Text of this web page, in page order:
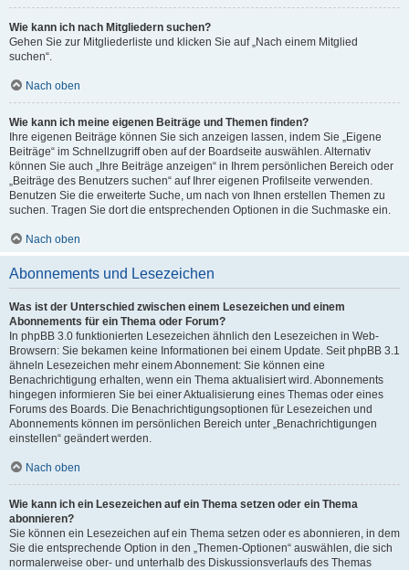
Wie kann ich nach Mitgliedern suchen?
Gehen Sie zur Mitgliederliste und klicken Sie auf „Nach einem Mitglied
suchen“.
Nach oben
Wie kann ich meine eigenen Beiträge und Themen finden?
Ihre eigenen Beiträge können Sie sich anzeigen lassen, indem Sie „Eigene
Beiträge“ im Schnellzugriff oben auf der Boardseite auswählen. Alternativ
können Sie auch „Ihre Beiträge anzeigen“ in Ihrem persönlichen Bereich oder
„Beiträge des Benutzers suchen“ auf Ihrer eigenen Profilseite verwenden.
Benutzen Sie die erweiterte Suche, um nach von Ihnen erstellen Themen zu
suchen. Tragen Sie dort die entsprechenden Optionen in die Suchmaske ein.
Nach oben
Abonnements und Lesezeichen
Was ist der Unterschied zwischen einem Lesezeichen und einem
Abonnements für ein Thema oder Forum?
In phpBB 3.0 funktionierten Lesezeichen ähnlich den Lesezeichen in Web-
Browsern: Sie bekamen keine Informationen bei einem Update. Seit phpBB 3.1
ähneln Lesezeichen mehr einem Abonnement: Sie können eine
Benachrichtigung erhalten, wenn ein Thema aktualisiert wird. Abonnements
hingegen informieren Sie bei einer Aktualisierung eines Themas oder eines
Forums des Boards. Die Benachrichtigungsoptionen für Lesezeichen und
Abonnements können im persönlichen Bereich unter „Benachrichtigungen
einstellen“ geändert werden.
Nach oben
Wie kann ich ein Lesezeichen auf ein Thema setzen oder ein Thema
abonnieren?
Sie können ein Lesezeichen auf ein Thema setzen oder es abonnieren, in dem
Sie die entsprechende Option in den „Themen-Optionen“ auswählen, die sich
normalerweise ober- und unterhalb des Diskussionsverlaufs des Themas